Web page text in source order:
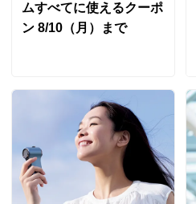
ムすべてに使えるクーポ
ン 8/10（月）まで